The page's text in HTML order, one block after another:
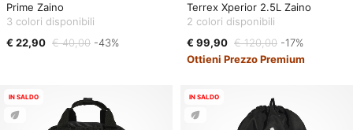
Prime Zaino
3 colori disponibili
€ 22,90 € 40,00 -43%
Terrex Xperior 2.5L Zaino
2 colori disponibili
€ 99,90 € 120,00 -17%
Ottieni Prezzo Premium
IN SALDO IN SALDO